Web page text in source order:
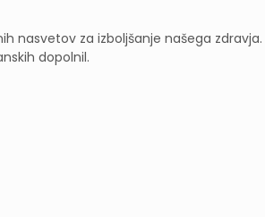
nasvetov za izboljšanje našega zdravja.
dopolnil.